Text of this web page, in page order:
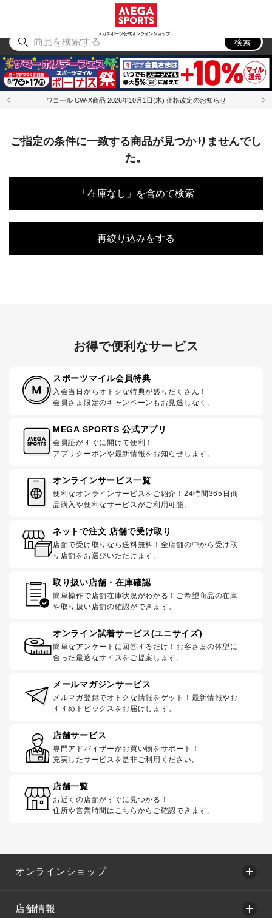
メガスポーツ公式オンラインショップ
アウトドア
検索
ワコール CW-X商品 2026年10月1日(木) 価格改定のお知らせ
ご指定の条件に一致する商品が見つかりませんでし
た。
「在庫なし」を含めて検索
再絞り込みをする
お得で便利なサービス
スポーツマイル会員特典
入会当日からオトクな特典が盛りだくさん！
会員さま限定のキャンペーンもお見逃しなく。
MEGA SPORTS 公式アプリ
会員証がすぐに開けて便利！
アプリクーポンや最新情報をお知らせします。
オンラインサービス一覧
便利なオンラインサービスをご紹介！24時間365日商
品購入や便利なサービスがご利用可能。
ネットで注文 店舗で受け取り
店舗で受け取りなら送料無料！全店舗の中から受け取
り店舗をお選びいただけます。
取り扱い店舗・在庫確認
簡単操作で店舗在庫状況がわかる！ご希望商品の在庫
や取り扱い店舗の確認ができます。
オンライン試着サービス(ユニサイズ)
簡単なアンケートに回答するだけ！お客さまの体型に
合った最適なサイズをご提案します。
メールマガジンサービス
メルマガ登録でオトクな情報をゲット！最新情報やお
すすめトピックスをお届けします。
店舗サービス
専門アドバイザーがお買い物をサポート！
充実したサービスを是非ご利用ください。
店舗一覧
お近くの店舗がすぐに見つかる！
住所や営業時間はこちらからご確認できます。
オンラインショップ
店舗情報